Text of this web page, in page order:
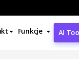
Funkcje AI